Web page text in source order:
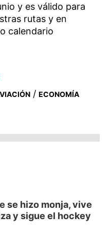
y es válido para
rutas y en
calendario
/ ECONOMÍA
se hizo monja, vive
y sigue el hockey